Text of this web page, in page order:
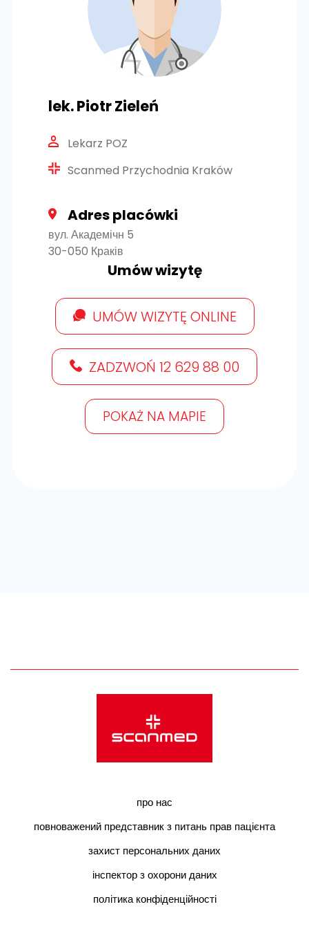
lek. Piotr Zieleń
Lekarz POZ
Scanmed Przychodnia Kraków
Adres placówki
вул. Академічн 5
30-050 Краків
Umów wizytę
UMÓW WIZYTĘ ONLINE
ZADZWOŃ 12 629 88 00
POKAŻ NA MAPIE
про нас
повноважений представник з питань прав пацієнта
захист персональних даних
інспектор з охорони даних
політика конфіденційності